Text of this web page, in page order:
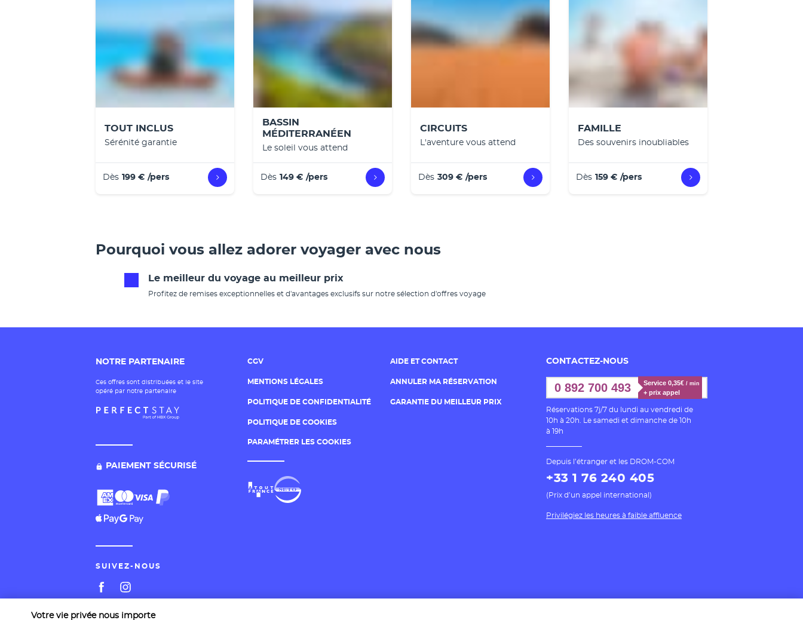
TOUT INCLUS
Sérénité garantie
Dès 199 € /pers
BASSIN
MÉDITERRANÉEN
Le soleil vous attend
Dès 149 € /pers
CIRCUITS
L'aventure vous attend
Dès 309 € /pers
FAMILLE
Des souvenirs inoubliables
Dès 159 € /pers
Pourquoi vous allez adorer voyager avec nous
Le meilleur du voyage au meilleur prix
Profitez de remises exceptionnelles et d'avantages exclusifs sur notre sélection d'offres voyage
NOTRE PARTENAIRE
Ces offres sont distribuées et le site
opéré par notre partenaire
PAIEMENT SÉCURISÉ
SUIVEZ-NOUS
CONTACTEZ-NOUS
0 892 700 493 Service 0,35€ / min
+ prix appel
Réservations 7j/7 du lundi au vendredi de
10h à 20h. Le samedi et dimanche de 10h
à 19h
Depuis l’étranger et les DROM-COM
+33 1 76 240 405
(Prix d’un appel international)
Privilégiez les heures à faible affluence
CGV
MENTIONS LÉGALES
POLITIQUE DE CONFIDENTIALITÉ
POLITIQUE DE COOKIES
PARAMÉTRER LES COOKIES
AIDE ET CONTACT
ANNULER MA RÉSERVATION
GARANTIE DU MEILLEUR PRIX
Votre vie privée nous importe